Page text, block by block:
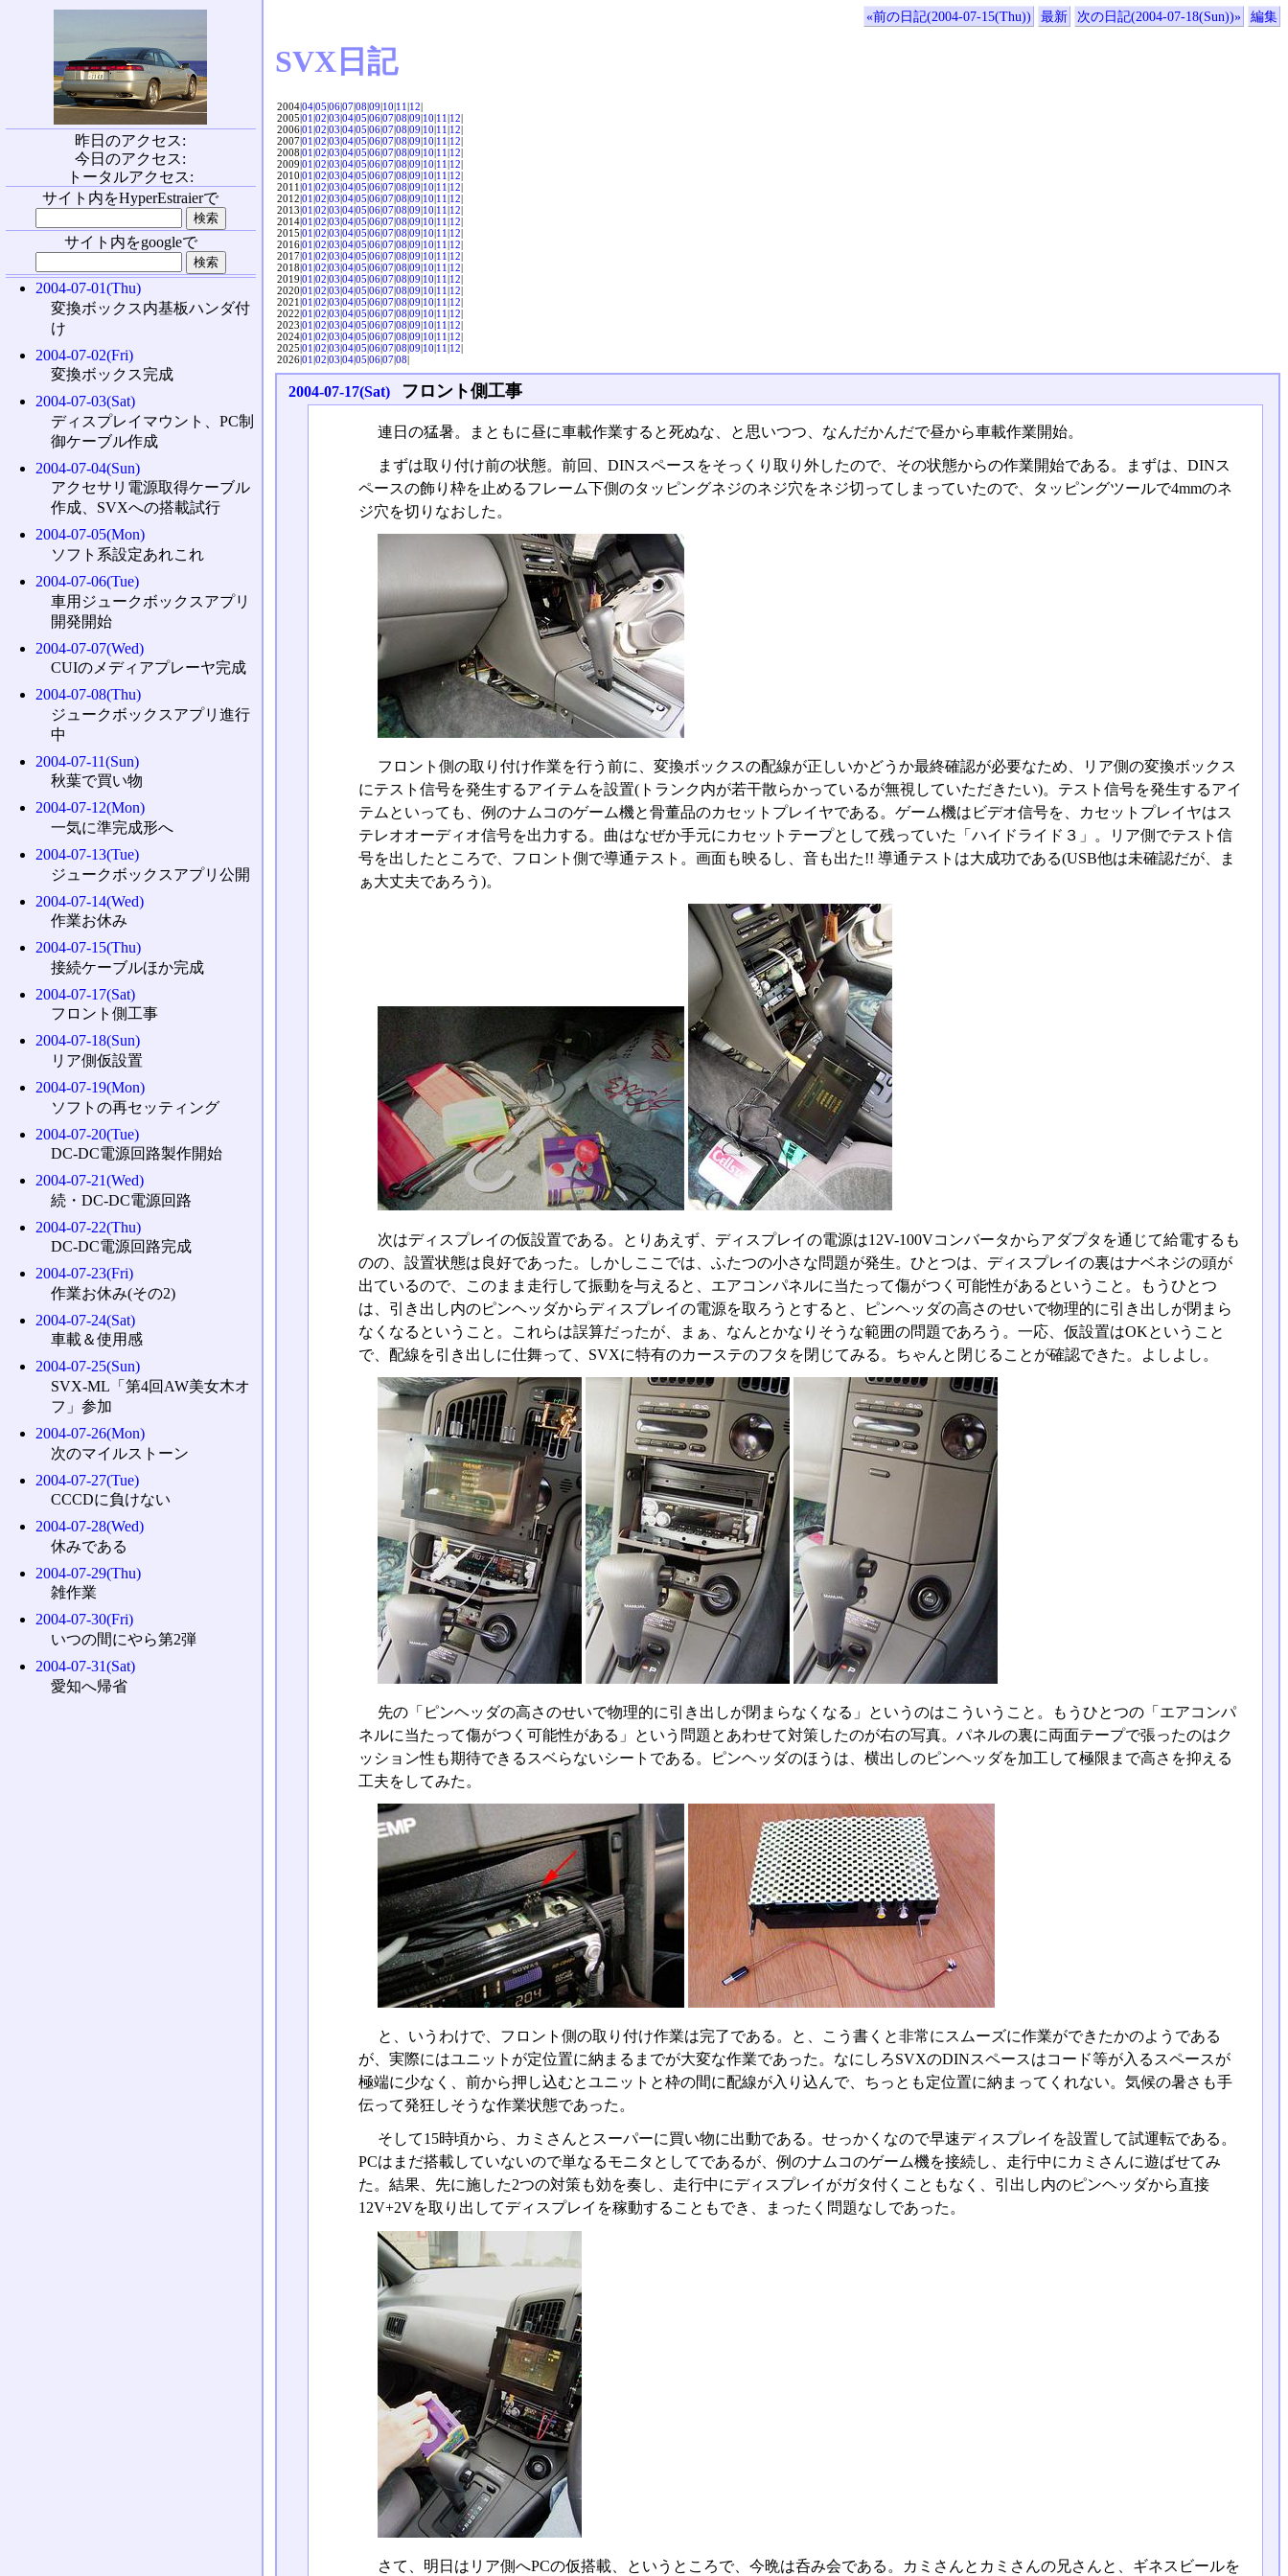
«前の日記(2004-07-15(Thu)) 最新 次の日記(2004-07-18(Sun))» 編集
SVX日記
2004|04|05|06|07|08|09|10|11|12|
2005|01|02|03|04|05|06|07|08|09|10|11|12|
2006|01|02|03|04|05|06|07|08|09|10|11|12|
2007|01|02|03|04|05|06|07|08|09|10|11|12|
2008|01|02|03|04|05|06|07|08|09|10|11|12|
2009|01|02|03|04|05|06|07|08|09|10|11|12|
2010|01|02|03|04|05|06|07|08|09|10|11|12|
2011|01|02|03|04|05|06|07|08|09|10|11|12|
2012|01|02|03|04|05|06|07|08|09|10|11|12|
2013|01|02|03|04|05|06|07|08|09|10|11|12|
2014|01|02|03|04|05|06|07|08|09|10|11|12|
2015|01|02|03|04|05|06|07|08|09|10|11|12|
2016|01|02|03|04|05|06|07|08|09|10|11|12|
2017|01|02|03|04|05|06|07|08|09|10|11|12|
2018|01|02|03|04|05|06|07|08|09|10|11|12|
2019|01|02|03|04|05|06|07|08|09|10|11|12|
2020|01|02|03|04|05|06|07|08|09|10|11|12|
2021|01|02|03|04|05|06|07|08|09|10|11|12|
2022|01|02|03|04|05|06|07|08|09|10|11|12|
2023|01|02|03|04|05|06|07|08|09|10|11|12|
2024|01|02|03|04|05|06|07|08|09|10|11|12|
2025|01|02|03|04|05|06|07|08|09|10|11|12|
2026|01|02|03|04|05|06|07|08|
2004-07-17(Sat) フロント側工事
連日の猛暑。まともに昼に車載作業すると死ぬな、と思いつつ、なんだかんだで昼から車載作業開始。
まずは取り付け前の状態。前回、DINスペースをそっくり取り外したので、その状態からの作業開始である。まずは、DINス
ペースの飾り枠を止めるフレーム下側のタッピングネジのネジ穴をネジ切ってしまっていたので、タッピングツールで4mmのネ
ジ穴を切りなおした。
フロント側の取り付け作業を行う前に、変換ボックスの配線が正しいかどうか最終確認が必要なため、リア側の変換ボックス
にテスト信号を発生するアイテムを設置(トランク内が若干散らかっているが無視していただきたい)。テスト信号を発生するアイ
テムといっても、例のナムコのゲーム機と骨董品のカセットプレイヤである。ゲーム機はビデオ信号を、カセットプレイヤはス
テレオオーディオ信号を出力する。曲はなぜか手元にカセットテープとして残っていた「ハイドライド３」。リア側でテスト信
号を出したところで、フロント側で導通テスト。画面も映るし、音も出た!! 導通テストは大成功である(USB他は未確認だが、ま
ぁ大丈夫であろう)。
次はディスプレイの仮設置である。とりあえず、ディスプレイの電源は12V-100Vコンバータからアダプタを通じて給電するも
のの、設置状態は良好であった。しかしここでは、ふたつの小さな問題が発生。ひとつは、ディスプレイの裏はナベネジの頭が
出ているので、このまま走行して振動を与えると、エアコンパネルに当たって傷がつく可能性があるということ。もうひとつ
は、引き出し内のピンヘッダからディスプレイの電源を取ろうとすると、ピンヘッダの高さのせいで物理的に引き出しが閉まら
なくなるということ。これらは誤算だったが、まぁ、なんとかなりそうな範囲の問題であろう。一応、仮設置はOKということ
で、配線を引き出しに仕舞って、SVXに特有のカーステのフタを閉じてみる。ちゃんと閉じることが確認できた。よしよし。
先の「ピンヘッダの高さのせいで物理的に引き出しが閉まらなくなる」というのはこういうこと。もうひとつの「エアコンパ
ネルに当たって傷がつく可能性がある」という問題とあわせて対策したのが右の写真。パネルの裏に両面テープで張ったのはク
ッション性も期待できるスベらないシートである。ピンヘッダのほうは、横出しのピンヘッダを加工して極限まで高さを抑える
工夫をしてみた。
と、いうわけで、フロント側の取り付け作業は完了である。と、こう書くと非常にスムーズに作業ができたかのようである
が、実際にはユニットが定位置に納まるまでが大変な作業であった。なにしろSVXのDINスペースはコード等が入るスペースが
極端に少なく、前から押し込むとユニットと枠の間に配線が入り込んで、ちっとも定位置に納まってくれない。気候の暑さも手
伝って発狂しそうな作業状態であった。
そして15時頃から、カミさんとスーパーに買い物に出動である。せっかくなので早速ディスプレイを設置して試運転である。
PCはまだ搭載していないので単なるモニタとしてであるが、例のナムコのゲーム機を接続し、走行中にカミさんに遊ばせてみ
た。結果、先に施した2つの対策も効を奏し、走行中にディスプレイがガタ付くこともなく、引出し内のピンヘッダから直接
12V+2Vを取り出してディスプレイを稼動することもでき、まったく問題なしであった。
さて、明日はリア側へPCの仮搭載、というところで、今晩は呑み会である。カミさんとカミさんの兄さんと、ギネスビールを
昨日のアクセス:
今日のアクセス:
トータルアクセス:
サイト内をHyperEstraierで
サイト内をgoogleで
2004-07-01(Thu)
変換ボックス内基板ハンダ付
け
2004-07-02(Fri)
変換ボックス完成
2004-07-03(Sat)
ディスプレイマウント、PC制
御ケーブル作成
2004-07-04(Sun)
アクセサリ電源取得ケーブル
作成、SVXへの搭載試行
2004-07-05(Mon)
ソフト系設定あれこれ
2004-07-06(Tue)
車用ジュークボックスアプリ
開発開始
2004-07-07(Wed)
CUIのメディアプレーヤ完成
2004-07-08(Thu)
ジュークボックスアプリ進行
中
2004-07-11(Sun)
秋葉で買い物
2004-07-12(Mon)
一気に準完成形へ
2004-07-13(Tue)
ジュークボックスアプリ公開
2004-07-14(Wed)
作業お休み
2004-07-15(Thu)
接続ケーブルほか完成
2004-07-17(Sat)
フロント側工事
2004-07-18(Sun)
リア側仮設置
2004-07-19(Mon)
ソフトの再セッティング
2004-07-20(Tue)
DC-DC電源回路製作開始
2004-07-21(Wed)
続・DC-DC電源回路
2004-07-22(Thu)
DC-DC電源回路完成
2004-07-23(Fri)
作業お休み(その2)
2004-07-24(Sat)
車載＆使用感
2004-07-25(Sun)
SVX-ML「第4回AW美女木オ
フ」参加
2004-07-26(Mon)
次のマイルストーン
2004-07-27(Tue)
CCCDに負けない
2004-07-28(Wed)
休みである
2004-07-29(Thu)
雑作業
2004-07-30(Fri)
いつの間にやら第2弾
2004-07-31(Sat)
愛知へ帰省